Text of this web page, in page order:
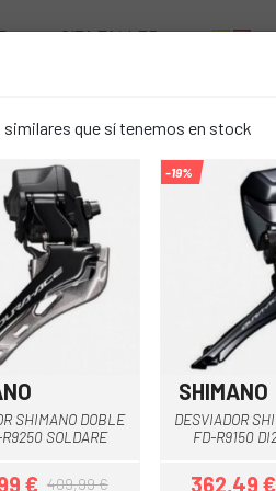
CITA TALLER
50T (SENSE BATERIA)
E1 BRAZE-
BATERIA)
499,95 € 505,00 €
que sí tenemos en stock
Multi
SHIMANO DOBLE
SOLDARE
€ 409,99 €
-19%
SHIMANO
DESVIADOR
FD-R9150
362,49 €